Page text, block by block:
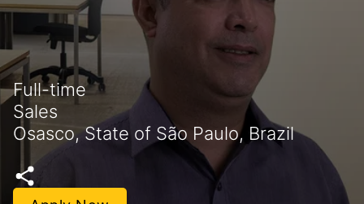
Full-time
Sales
Osasco, State of São Paulo, Brazil